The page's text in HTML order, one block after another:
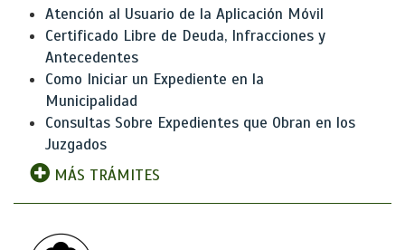
Atención al Usuario de la Aplicación Móvil
Certificado Libre de Deuda, Infracciones y
Antecedentes
Como Iniciar un Expediente en la
Municipalidad
Consultas Sobre Expedientes que Obran en los
Juzgados
MÁS TRÁMITES